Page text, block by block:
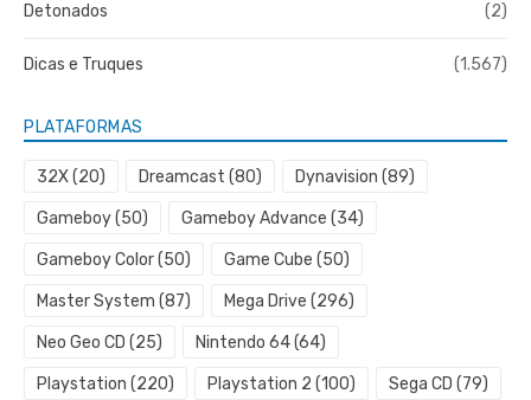
Detonados (2)
Dicas e Truques (1.567)
PLATAFORMAS
32X(20) Dreamcast (80) Dynavision (89)
Gameboy(50) Gameboy Advance (34)
Gameboy Color(50) Game Cube (50)
Master System (87) Mega Drive (296)
Neo Geo CD (25) Nintendo 64(64)
Playstation (220) Playstation 2 (100) Sega CD (79)